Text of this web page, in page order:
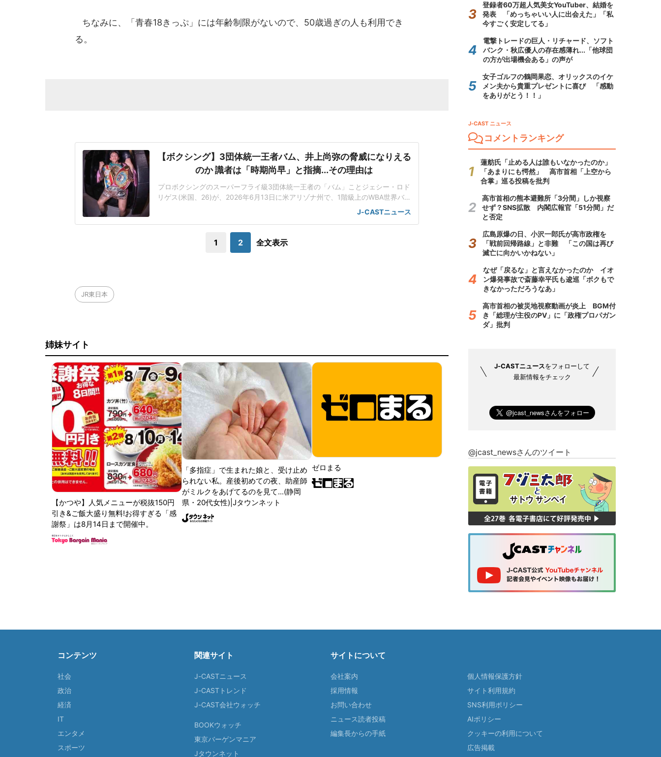
ちなみに、「青春18きっぷ」には年齢制限がないので、50歳過ぎの人も利用でき
る。
【ボクシング】3団体統一王者バム、井上尚弥の脅威になりえる
のか 識者は「時期尚早」と指摘...その理由は
プロボクシングのスーパーフライ級3団体統一王者の「バム」ことジェシー・ロド
リゲス(米国、26)が、2026年6月13日に米アリゾナ州で、1階級上のWBA世界バン
タム級王者アントニオ・バルガス(米国、29)に挑戦する。「井上はフェザー級に上
げようかと検討している最中」バムは、スーパーバンタム級4団体統一王者・井上
実現する可能
J-CASTニュース
1 2 全文表示
JR東日本
姉妹サイト
【かつや】人気メニューが税抜150円
引き&ご飯大盛り無料!お得すぎる「感
謝祭」は8月14日まで開催中。
「多指症」で生まれた娘と、受け止め
られない私。産後初めての夜、助産師
がミルクをあげてるのを見て...(静岡
県・20代女性)|Jタウンネット
ゼロまる
登録者60万超人気美女YouTuber、結婚を
発表 「めっちゃいい人に出会えた」「私
今すごく安定してる」
電撃トレードの巨人・リチャード、ソフト
バンク・秋広優人の存在感薄れ...「他球団
の方が出場機会ある」の声が
女子ゴルフの鶴岡果恋、オリックスのイケ
メン夫から貴重プレゼントに喜び 「感動
をありがとう！！」
J-CAST ニュース
コメントランキング
蓮舫氏「止める人は誰もいなかったのか」
「あまりにも愕然」 高市首相「上空から
合掌」巡る投稿を批判
高市首相の熊本避難所「3分間」しか視察
せず？SNS拡散 内閣広報官「51分間」だ
と否定
広島原爆の日、小沢一郎氏が高市政権を
「戦前回帰路線」と非難 「この国は再び
滅亡に向かいかねない」
なぜ「戻るな」と言えなかったのか イオ
ン爆発事故で斎藤幸平氏も逡巡「ボクもで
きなかっただろうなあ」
高市首相の被災地視察動画が炎上 BGM付
き「総理が主役のPV」に「政権プロパガン
ダ」批判
J-CASTニュースをフォローして
最新情報をチェック
@jcast_newsさんのツイート
コンテンツ
社会
政治
経済
IT
エンタメ
スポーツ
関連サイト
J-CASTニュース
J-CASTトレンド
J-CAST会社ウォッチ
BOOKウォッチ
東京バーゲンマニア
Jタウンネット
サイトについて
会社案内
採用情報
お問い合わせ
ニュース読者投稿
編集長からの手紙
個人情報保護方針
サイト利用規約
SNS利用ポリシー
AIポリシー
クッキーの利用について
広告掲載